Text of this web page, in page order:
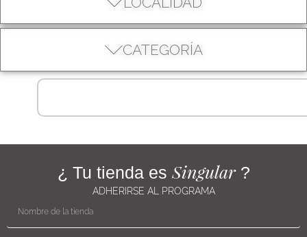
CATEGORÍA
¿ Tu tienda es Singular?
ADHERIRSE AL PROGRAMA